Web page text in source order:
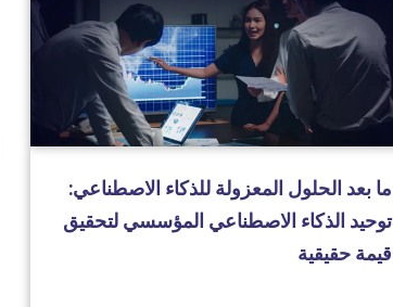
ما بعد الحلول المعزولة للذكاء الاصطناعي:
توحيد الذكاء الاصطناعي المؤسسي لتحقيق
قيمة حقيقية